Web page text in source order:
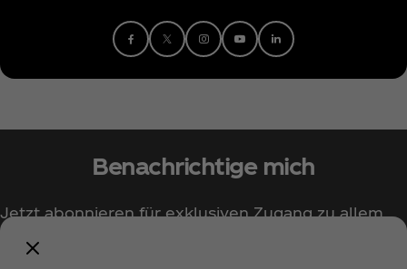
Facebook
X Instagram
YoutubeLinkedin
Benachrichtige mich
Jetzt abonnieren für exklusiven Zugang zu allem
rund um Coca‑Cola!